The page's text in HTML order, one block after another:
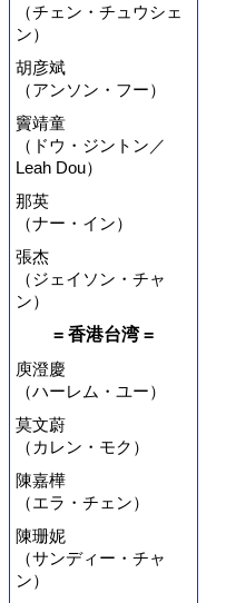
（チェン・チュウシェ
ン）
胡彦斌
（アンソン・フー）
竇靖童
（ドウ・ジントン／
Leah Dou）
那英
（ナー・イン）
張杰
（ジェイソン・チャ
ン）
= 香港台湾 =
庾澄慶
（ハーレム・ユー）
莫文蔚
（カレン・モク）
陳嘉樺
（エラ・チェン）
陳珊妮
（サンディー・チャ
ン）